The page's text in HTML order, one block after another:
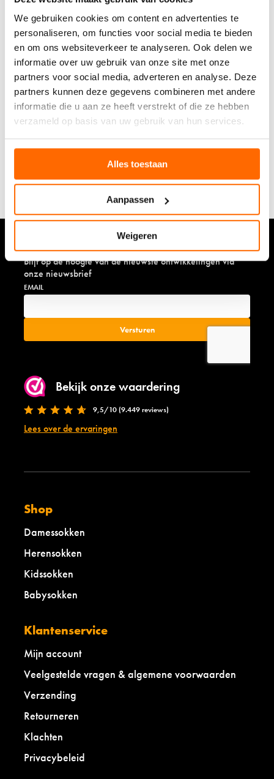
We gebruiken cookies om content en advertenties te
personaliseren, om functies voor social media te bieden
en om ons websiteverkeer te analyseren. Ook delen we
informatie over uw gebruik van onze site met onze
partners voor social media, adverteren en analyse. Deze
partners kunnen deze gegevens combineren met andere
informatie die u aan ze heeft verstrekt of die ze hebben
verzameld op basis van uw gebruik van hun services.
Alles toestaan
Aanpassen
Weigeren
wens ik jou een ontspannen winter vol warmte en liefde!
Lotte van Koningsveld ~ Founder Hartje Yin & Co
SOXS X HARTJE YIN & CO
Een bijzondere en warme collab: SOXS X
Hartje Yin & Co.
ONTDEK DE LIMITED SOXS HIER!
Blijf op de hoogte van de nieuwste ontwikkelingen via
onze nieuwsbrief
Bekijk onze waardering
9,5/10 (9.449 reviews)
Lees over de ervaringen
Shop
Damessokken
Herensokken
Kidssokken
Babysokken
Klantenservice
Mijn account
Veelgestelde vragen & algemene voorwaarden
Verzending
Retourneren
Klachten
Privacybeleid